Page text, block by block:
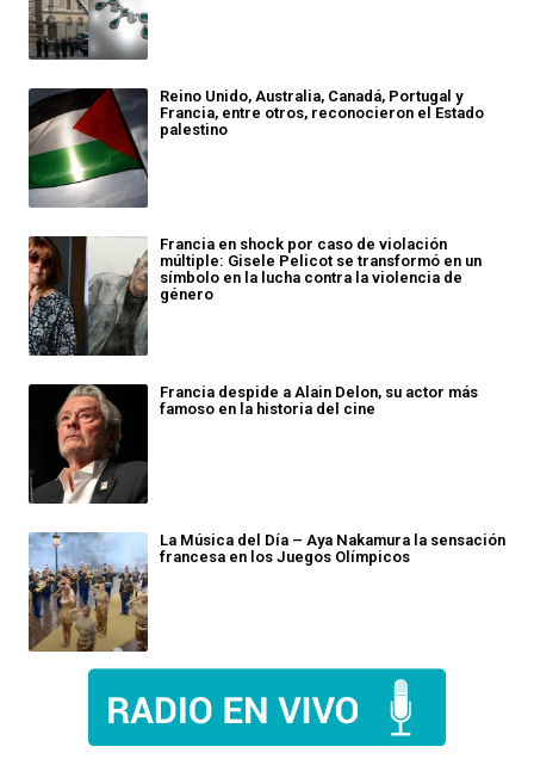
Reino Unido, Australia, Canadá, Portugal y
Francia, entre otros, reconocieron el Estado
palestino
Francia en shock por caso de violación
múltiple: Gisele Pelicot se transformó en un
símbolo en la lucha contra la violencia de
género
Francia despide a Alain Delon, su actor más
famoso en la historia del cine
La Música del Día – Aya Nakamura la sensación
francesa en los Juegos Olímpicos